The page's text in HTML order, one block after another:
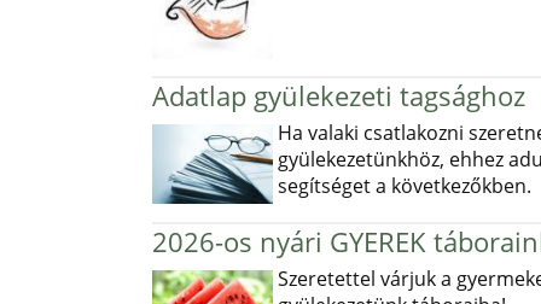
Adatlap gyülekezeti tagsághoz
Ha valaki csatlakozni
gyülekezetünkhöz, ehhez
segítséget a következőkben.
2026-os nyári GYEREK
Szeretettel várjuk a